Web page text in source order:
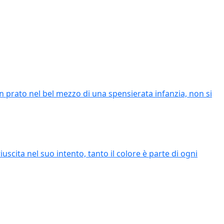
nel bel mezzo di una spensierata infanzia, non si
nel suo intento, tanto il colore è parte di ogni